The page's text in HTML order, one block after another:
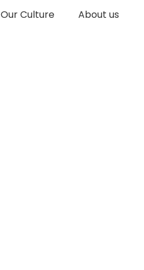
Our Culture About us